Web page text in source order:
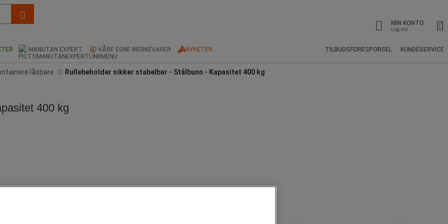
MIN KONTO
Log inn
MANUTAN EXPERT VÅRE EGNE MERKEVARER NYHETER TILBUDSFORESPORSEL KUNDESERVICE
låsbare Rullebeholder sikker stabelbar - Stålbunn - Kapasitet 400 kg
400 kg